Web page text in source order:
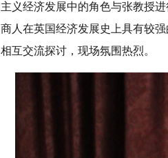
主义经济发展中的角色与张教授
商人在英国经济发展史上具有较
相互交流探讨，现场氛围热烈。